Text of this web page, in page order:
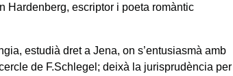
Hardenberg, escriptor i poeta romàntic
estudià dret a Jena, on s’entusiasmà amb
de F.Schlegel; deixà la jurisprudència per